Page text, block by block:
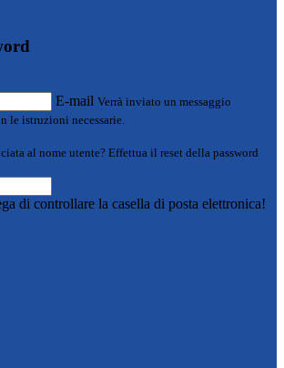
E-mail Verrà inviato un messaggio
le istruzioni necessarie.
al nome utente? Effettua il reset della password
di controllare la casella di posta elettronica!